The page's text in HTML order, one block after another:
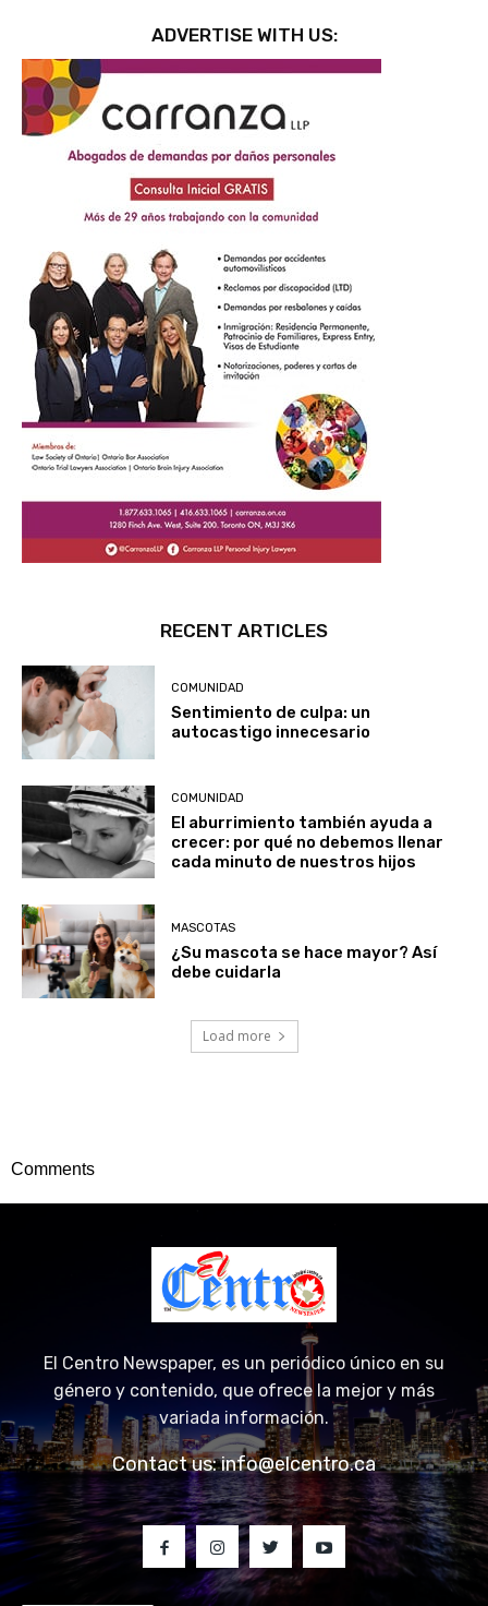
ADVERTISE WITH US:
RECENT ARTICLES
COMUNIDAD
Sentimiento de culpa: un
autocastigo innecesario
COMUNIDAD
El aburrimiento también ayuda a
crecer: por qué no debemos llenar
cada minuto de nuestros hijos
MASCOTAS
¿Su mascota se hace mayor? Así
debe cuidarla
Load more
Comments
El Centro Newspaper, es un periódico único en su
género y contenido, que ofrece la mejor y más
variada información.
Contact us:info@elcentro.ca